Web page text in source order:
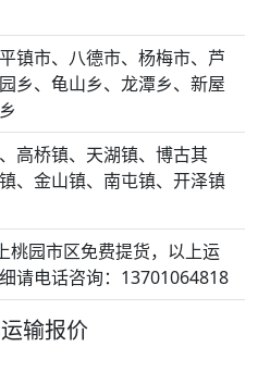
镇市、八德市、杨梅市、芦
乡、龟山乡、龙潭乡、新屋
高桥镇、天湖镇、博古其
、金山镇、南屯镇、开泽镇
桃园市区免费提货，以上运
请电话咨询：13701064818
输报价